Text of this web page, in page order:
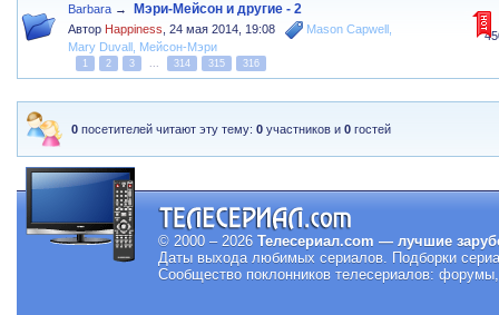
Barbara → Мэри-Мейсон и другие - 2
Автор Happiness ,24 мая 2014, 19:08 Mason Capwell
Mary Duvall
Мейсон-Мэри
1 2 3 ... 314 315 316
0 посетителей читают эту тему:0 участников и0 гостей
© 2000 – 2026 Телесериал.com — лучшие
Даты выхода любимых сериалов. Подборки
Сообщество поклонников телесериалов: